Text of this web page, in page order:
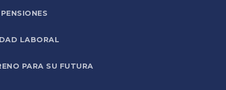
LABORAL
PARA SU FUTURA